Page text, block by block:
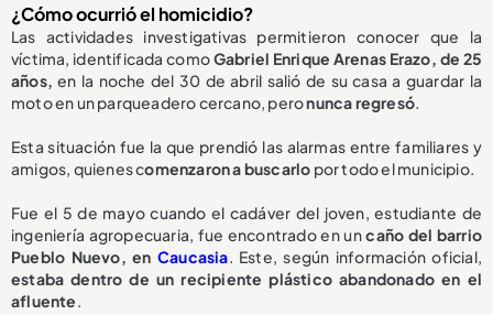
¿Cómo ocurrió el homicidio?
Las actividades investigativas permitieron conocer que la
víctima, identificada comoGabriel Enrique Arenas Erazo, de 25
años, en la noche del 30 de abril salió de su casa a guardar la
moto en un parqueadero cercano, peronunca regresó.
Esta situación fue la que prendió las alarmas entre familiares y
amigos, quienes comenzaron a buscarlo por todo el municipio.
Fue el 5 de mayo cuando el cadáver del joven, estudiante de
ingeniería agropecuaria, fue encontrado en uncaño del barrio
Pueblo Nuevo, en Caucasia. Este, según información oficial,
estaba dentro de un recipiente plástico abandonado en el
afluente.